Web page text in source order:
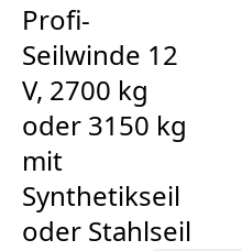
Profi-
Seilwinde 12
V, 2700 kg
oder 3150 kg
mit
Synthetikseil
oder Stahlseil